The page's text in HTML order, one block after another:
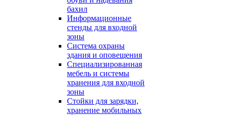
бахил
Информационные
стенды для входной
зоны
Система охраны
здания и оповещения
Специализированная
мебель и системы
хранения для входной
зоны
Стойки для зарядки,
хранение мобильных